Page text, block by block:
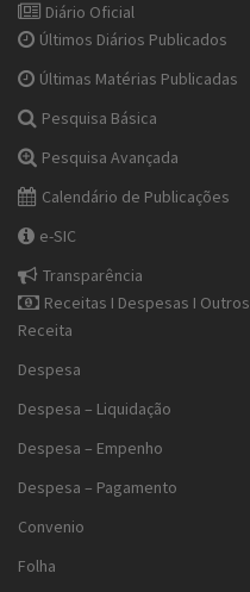
Diário Oficial
Últimos Diários Publicados
Últimas Matérias Publicadas
Pesquisa Básica
Pesquisa Avançada
Calendário de Publicações
e-SIC
Transparência
Receitas I Despesas I Outros
Receita
Despesa
Despesa – Liquidação
Despesa – Empenho
Despesa – Pagamento
Convenio
Folha